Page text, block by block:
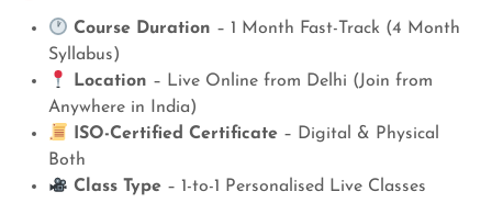
Course Duration – 1 Month Fast-Track (4 Month
Syllabus)
Location – Live Online from Delhi (Join from
Anywhere in India)
ISO-Certified Certificate – Digital & Physical
Both
Class Type – 1-to-1 Personalised Live Classes